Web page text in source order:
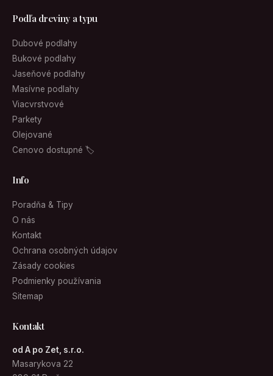
Podľa dreviny a typu
Dubové podlahy
Bukové podlahy
Jaseňové podlahy
Masívne podlahy
Viacvrstvové
Parkety
Olejované
Cenovo dostupné 🏷
Info
Poradňa & Tipy
O nás
Kontakt
Ochrana osobných údajov
Zásady cookies
Podmienky používania
Sitemap
Kontakt
od A po Zet, s.r.o.
Masarykova 22